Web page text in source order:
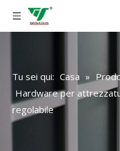
Tu sei qui: Casa »
Hardware per
regolabile